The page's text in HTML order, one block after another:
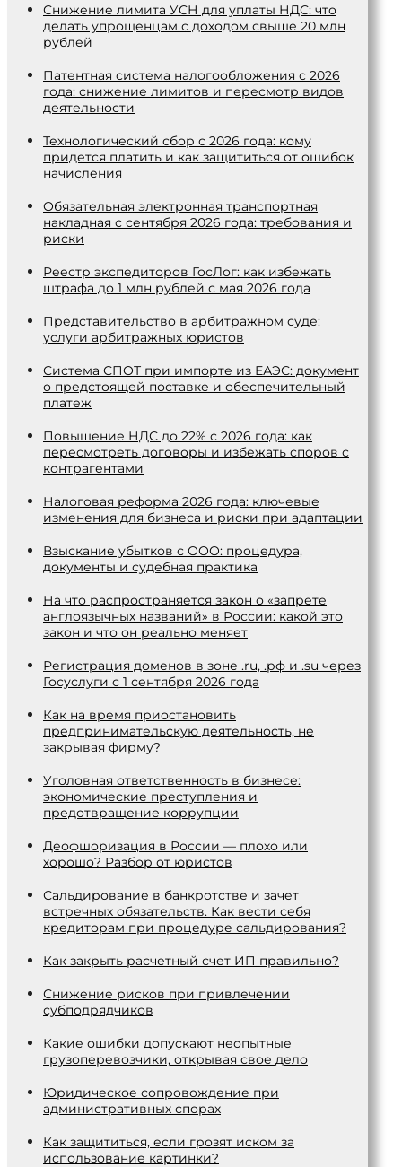
Снижение лимита УСН для уплаты НДС: что
делать упрощенцам с доходом свыше 20 млн
рублей
Патентная система налогообложения с 2026
года: снижение лимитов и пересмотр видов
деятельности
Технологический сбор с 2026 года: кому
придется платить и как защититься от ошибок
начисления
Обязательная электронная транспортная
накладная с сентября 2026 года: требования и
риски
Реестр экспедиторов ГосЛог: как избежать
штрафа до 1 млн рублей с мая 2026 года
Представительство в арбитражном суде:
услуги арбитражных юристов
Система СПОТ при импорте из ЕАЭС: документ
о предстоящей поставке и обеспечительный
платеж
Повышение НДС до 22% с 2026 года: как
пересмотреть договоры и избежать споров с
контрагентами
Налоговая реформа 2026 года: ключевые
изменения для бизнеса и риски при адаптации
Взыскание убытков с ООО: процедура,
документы и судебная практика
На что распространяется закон о «запрете
англоязычных названий» в России: какой это
закон и что он реально меняет
Регистрация доменов в зоне .ru, .рф и .su через
Госуслуги с 1 сентября 2026 года
Как на время приостановить
предпринимательскую деятельность, не
закрывая фирму?
Уголовная ответственность в бизнесе:
экономические преступления и
предотвращение коррупции
Деофшоризация в России — плохо или
хорошо? Разбор от юристов
Сальдирование в банкротстве и зачет
встречных обязательств. Как вести себя
кредиторам при процедуре сальдирования?
Как закрыть расчетный счет ИП правильно?
Снижение рисков при привлечении
субподрядчиков
Какие ошибки допускают неопытные
грузоперевозчики, открывая свое дело
Юридическое сопровождение при
административных спорах
Как защититься, если грозят иском за
использование картинки?